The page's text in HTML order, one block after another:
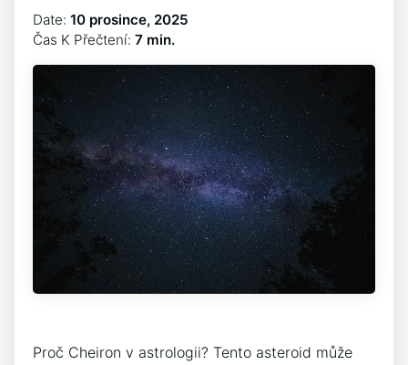
Date: 10 prosince, 2025
Čas K Přečtení: 7 min.
Proč Cheiron v astrologii? Tento asteroid může